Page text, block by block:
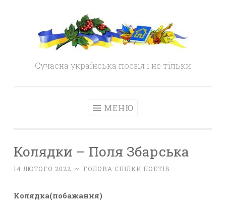
content
Сучасна українська поезія і не тільки
МЕНЮ
Колядки – Поля Збарська
14 ЛЮТОГО 2022 ~ ГОЛОВА СПІЛКИ ПОЕТІВ
Колядка(побажання)